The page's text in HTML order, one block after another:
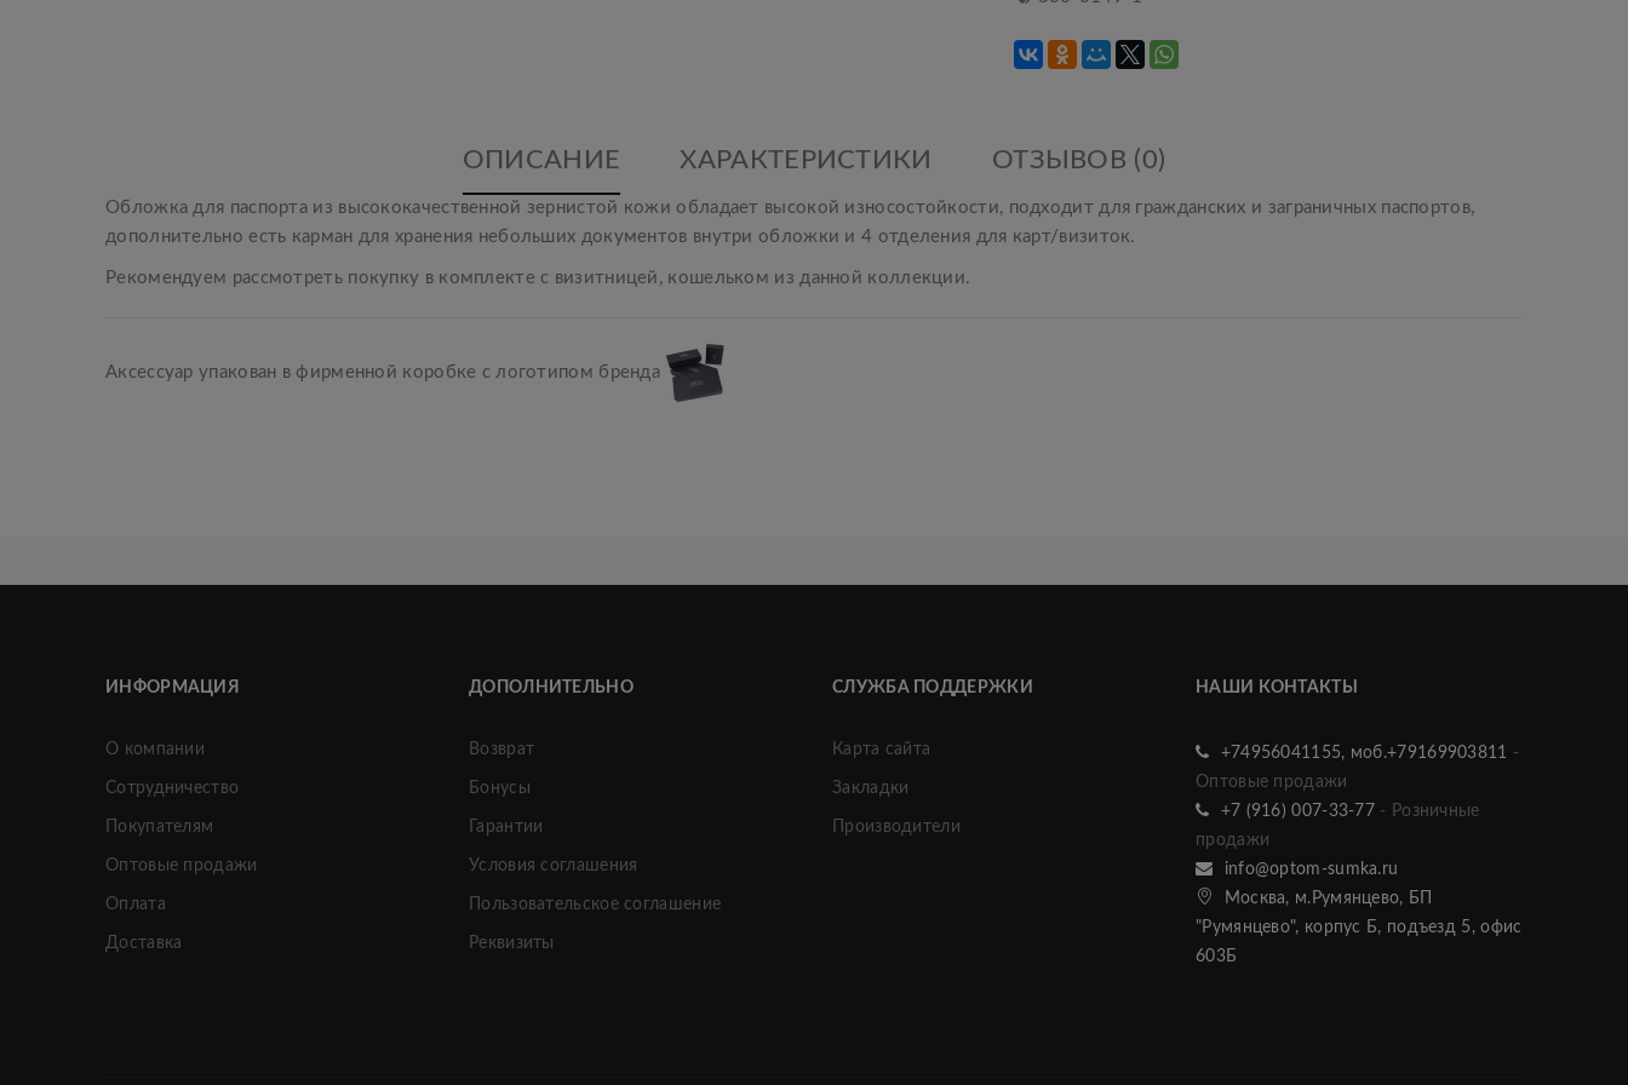
ОПИСАНИЕ ХАРАКТЕРИСТИКИ ОТЗЫВОВ (0)
Обложка для паспорта из высококачественной зернистой кожи обладает высокой износостойкости, подходит для гражданских и заграничных паспортов,
дополнительно есть карман для хранения небольших документов внутри обложки и 4 отделения для карт/визиток.
Рекомендуем рассмотреть покупку в комплекте с визитницей, кошельком из данной коллекции.
Аксессуар упакован в фирменной коробке с логотипом бренда
ИНФОРМАЦИЯ
О компании
Сотрудничество
Покупателям
Оптовые продажи
Оплата
Доставка
ДОПОЛНИТЕЛЬНО
Возврат
Бонусы
Гарантии
Условия соглашения
Пользовательское соглашение
Реквизиты
СЛУЖБА ПОДДЕРЖКИ
Карта сайта
Закладки
Производители
НАШИ КОНТАКТЫ
+74956041155, моб.+79169903811
-
Оптовые продажи
+7 (916) 007-33-77 - Розничные
продажи
info@optom-sumka.ru
Москва, м.Румянцево, БП
"Румянцево", корпус Б, подъезд 5, офис
603Б